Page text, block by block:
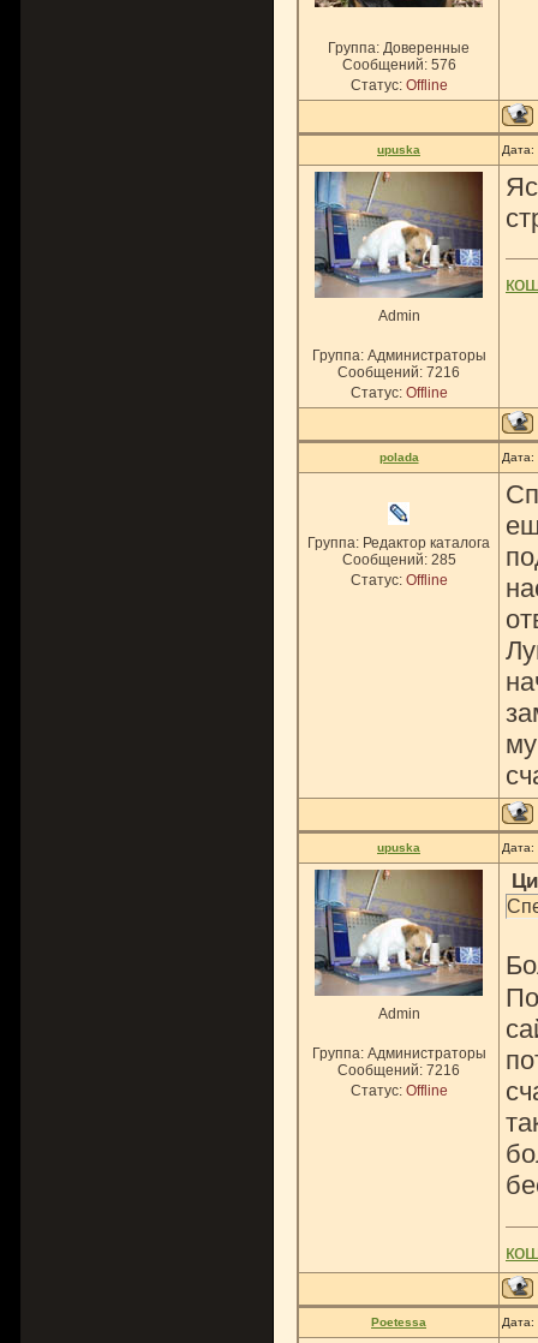
Группа: Доверенные
Сообщений: 576
Статус: Offline
upuska
Admin
Группа: Администраторы
Сообщений: 7216
Статус: Offline
polada Дата:
Группа: Редактор каталога
Сообщений: 285
Статус: Offline
upuska Дата:
Admin
Группа: Администраторы
Сообщений: 7216
Статус: Offline
Poetessa Дата: